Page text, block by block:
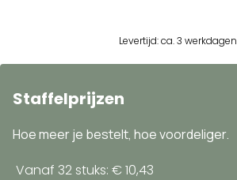
Levertijd: ca. 3 werkdagen
Staffelprijzen
Hoe meer je bestelt, hoe voordeliger.
Vanaf 32 stuks: € 10,43